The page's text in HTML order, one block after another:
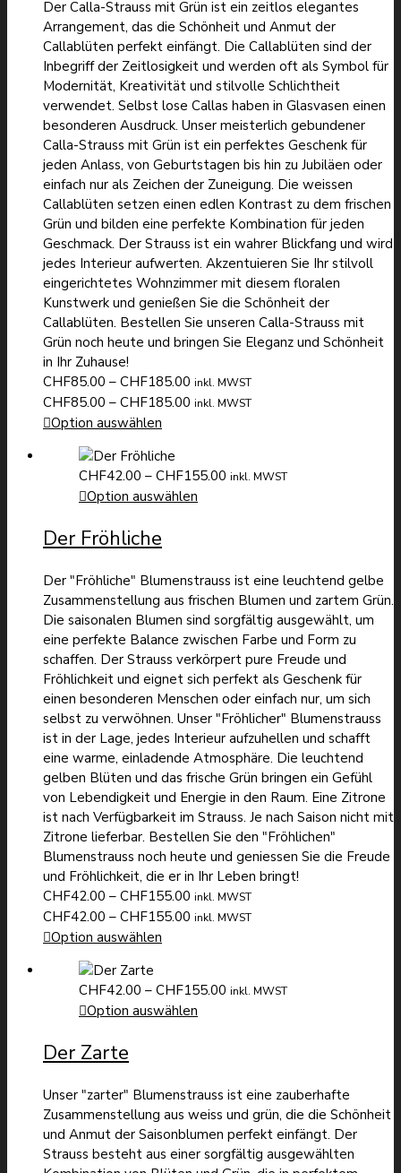
Der Calla-Strauss mit Grün ist ein zeitlos elegantes
Arrangement, das die Schönheit und Anmut der
Callablüten perfekt einfängt. Die Callablüten sind der
Inbegriff der Zeitlosigkeit und werden oft als Symbol für
Modernität, Kreativität und stilvolle Schlichtheit
verwendet. Selbst lose Callas haben in Glasvasen einen
besonderen Ausdruck. Unser meisterlich gebundener
Calla-Strauss mit Grün ist ein perfektes Geschenk für
jeden Anlass, von Geburtstagen bis hin zu Jubiläen oder
einfach nur als Zeichen der Zuneigung. Die weissen
Callablüten setzen einen edlen Kontrast zu dem frischen
Grün und bilden eine perfekte Kombination für jeden
Geschmack. Der Strauss ist ein wahrer Blickfang und wird
jedes Interieur aufwerten. Akzentuieren Sie Ihr stilvoll
eingerichtetes Wohnzimmer mit diesem floralen
Kunstwerk und genießen Sie die Schönheit der
Callablüten. Bestellen Sie unseren Calla-Strauss mit
Grün noch heute und bringen Sie Eleganz und Schönheit
in Ihr Zuhause!
CHF85.00 – CHF185.00 Preisspanne:
CHF85.00
inkl. MWST
CHF85.00 – CHF185.00 Preisspanne:
inkl. MWST
Option auswählen
CHF42.00 – CHF155.00 Preisspanne:
inkl. MWST
Option auswählen
Der Fröhliche
Der "Fröhliche" Blumenstrauss ist eine leuchtend gelbe
Zusammenstellung aus frischen Blumen und zartem Grün.
Die saisonalen Blumen sind sorgfältig ausgewählt, um
eine perfekte Balance zwischen Farbe und Form zu
schaffen. Der Strauss verkörpert pure Freude und
Fröhlichkeit und eignet sich perfekt als Geschenk für
einen besonderen Menschen oder einfach nur, um sich
selbst zu verwöhnen. Unser "Fröhlicher" Blumenstrauss
ist in der Lage, jedes Interieur aufzuhellen und schafft
eine warme, einladende Atmosphäre. Die leuchtend
gelben Blüten und das frische Grün bringen ein Gefühl
von Lebendigkeit und Energie in den Raum. Eine Zitrone
ist nach Verfügbarkeit im Strauss. Je nach Saison nicht mit
Zitrone lieferbar. Bestellen Sie den "Fröhlichen"
Blumenstrauss noch heute und geniessen Sie die Freude
und Fröhlichkeit, die er in Ihr Leben bringt!
CHF42.00 – CHF155.00 Preisspanne:
CHF42.00
inkl. MWST
CHF42.00 – CHF155.00 Preisspanne:
inkl. MWST
Option auswählen
CHF42.00 – CHF155.00 Preisspanne:
inkl. MWST
Option auswählen
Der Zarte
Unser "zarter" Blumenstrauss ist eine zauberhafte
Zusammenstellung aus weiss und grün, die die Schönheit
und Anmut der Saisonblumen perfekt einfängt. Der
Strauss besteht aus einer sorgfältig ausgewählten